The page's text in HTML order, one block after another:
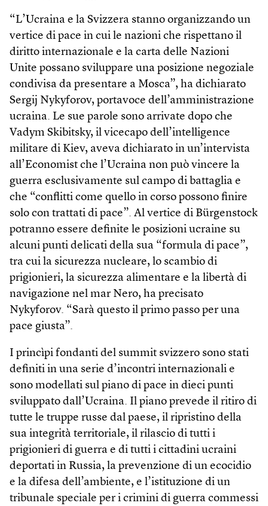
“L’Ucraina e la Svizzera stanno organizzando un
vertice di pace in cui le nazioni che rispettano il
diritto internazionale e la carta delle Nazioni
Unite possano sviluppare una posizione negoziale
condivisa da presentare a Mosca”, ha dichiarato
Sergij Nykyforov, portavoce dell’amministrazione
ucraina. Le sue parole sono arrivate dopo che
Vadym Skibitsky, il vicecapo dell’intelligence
militare di Kiev, aveva dichiarato in un’intervista
all’Economist che l’Ucraina non può vincere la
guerra esclusivamente sul campo di battaglia e
che “conflitti come quello in corso possono finire
solo con trattati di pace”. Al vertice di Bürgenstock
potranno essere definite le posizioni ucraine su
alcuni punti delicati della sua “formula di pace”,
tra cui la sicurezza nucleare, lo scambio di
prigionieri, la sicurezza alimentare e la libertà di
navigazione nel mar Nero, ha precisato
Nykyforov. “Sarà questo il primo passo per una
pace giusta”.
I princìpi fondanti del summit svizzero sono stati
definiti in una serie d’incontri internazionali e
sono modellati sul piano di pace in dieci punti
sviluppato dall’Ucraina. Il piano prevede il ritiro di
tutte le truppe russe dal paese, il ripristino della
sua integrità territoriale, il rilascio di tutti i
prigionieri di guerra e di tutti i cittadini ucraini
deportati in Russia, la prevenzione di un ecocidio
e la difesa dell’ambiente, e l’istituzione di un
tribunale speciale per i crimini di guerra commessi